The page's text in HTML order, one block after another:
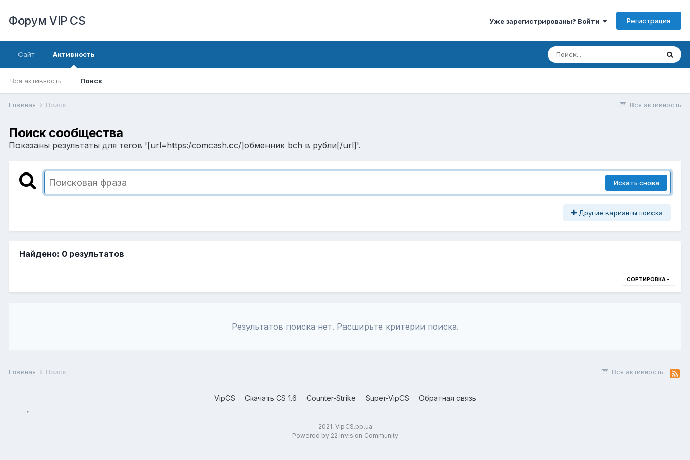
Форум VIP CS Уже зарегистрированы? Войти Регистрация
Сайт Активность
Вся активность Поиск
Вся активность
Главная Поиск
Поиск сообщества
Показаны результаты для тегов '[url=https:/comcash.cc/]обменник bch в рубли[/url]'.
Искать снова
Другие варианты поиска
Найдено: 0 результатов
СОРТИРОВКА
Результатов поиска нет. Расширьте критерии поиска.
Вся активность
Главная Поиск
VipCS Скачать CS 1.6 Counter-Strike Super-VipCS Обратная связь
2021, VipCS.pp.ua
Powered by 22 Invision Community